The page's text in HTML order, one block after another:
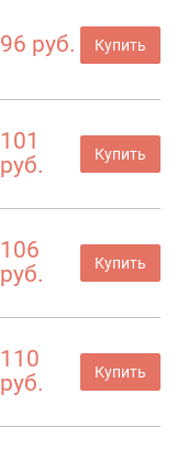
96 руб. Купить
101
руб.
Купить
106
руб.
Купить
110
руб.
Купить